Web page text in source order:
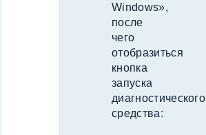
Windows»,
после
чего
отобразиться
кнопка
запуска
диагностического
средства: